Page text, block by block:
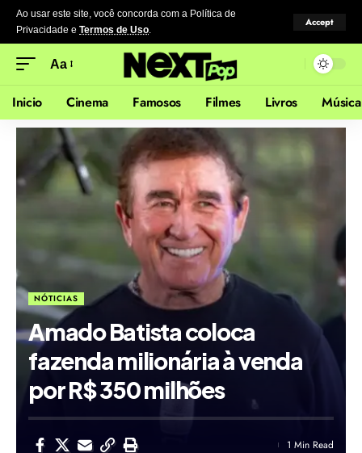
Ao usar este site, você concorda com a Política de
Privacidade e Termos de Uso.
Accept
Aa
Inicio Cinema Famosos Filmes Livros Música
NÓTICIAS
Amado Batista coloca
fazenda milionária à venda
por R$ 350 milhões
1 Min Read